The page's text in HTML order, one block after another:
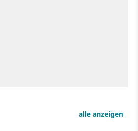
alle anzeigen